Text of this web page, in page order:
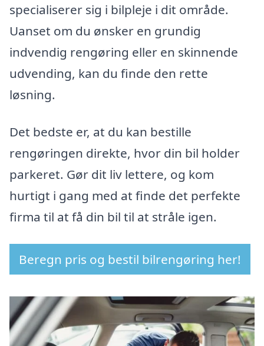
specialiserer sig i bilpleje i dit område.
Uanset om du ønsker en grundig
indvendig rengøring eller en skinnende
udvending, kan du finde den rette
løsning.
Det bedste er, at du kan bestille
rengøringen direkte, hvor din bil holder
parkeret. Gør dit liv lettere, og kom
hurtigt i gang med at finde det perfekte
firma til at få din bil til at stråle igen.
Beregn pris og bestil bilrengøring her!